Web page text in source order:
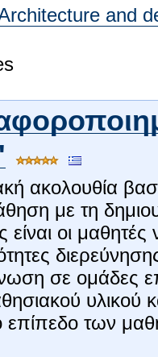
and
ακολουθία
με τη
είναι οι
σε ομάδες
υλικού
επίπεδο των